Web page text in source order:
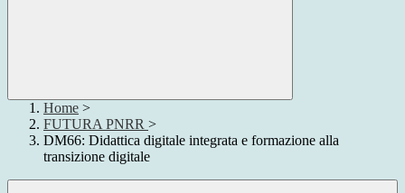
Home >
FUTURA PNRR >
DM66: Didattica digitale integrata e formazione alla
transizione digitale